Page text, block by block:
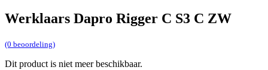
Werklaars Dapro Rigger C S3 C ZW
(0 beoordeling)
Dit product is niet meer beschikbaar.